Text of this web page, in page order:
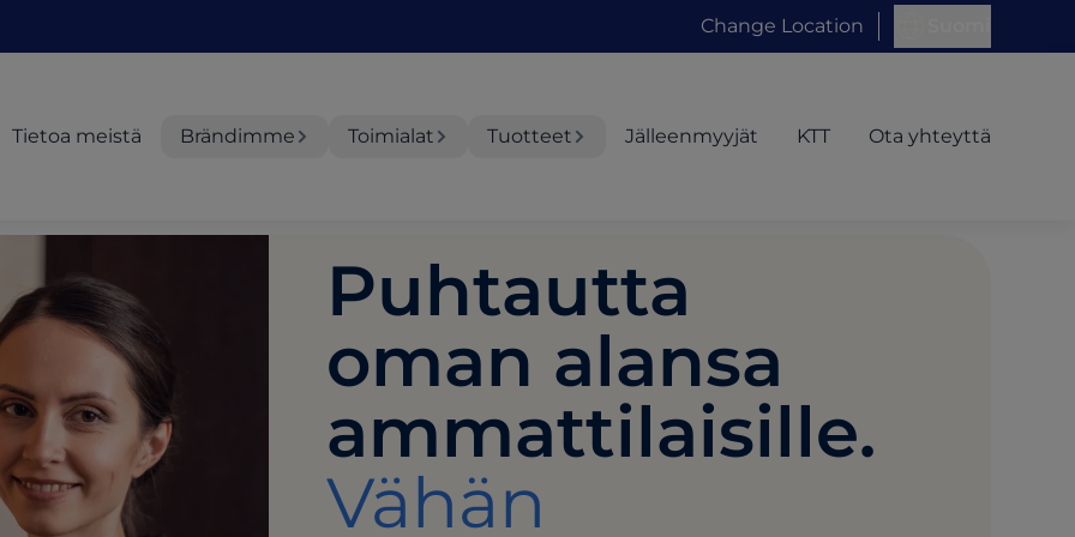
Change Location
Tietoa meistä Brändimme Toimialat Tuotteet Jälleenmyyjät KTT Ota yhteyttä
Puhtautta
oman alansa
ammattilaisille.
Vähän